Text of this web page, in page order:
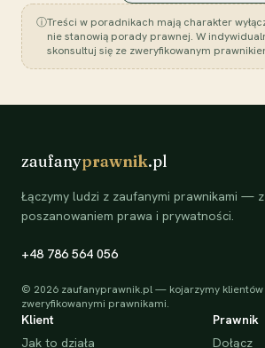
ⓘTreści w poradnikach mają charakter
nie stanowią porady prawnej. W
skonsultuj się ze zweryfikowanym
zaufanyprawnik.pl
Łączymy ludzi z zaufanymi prawnikami —
poszanowaniem prawa i prywatności.
+48 786 564 056
© 2026 zaufanyprawnik.pl — kojarzymy klientów
zweryfikowanymi prawnikami.
Klient
Jak to działa
Prawnik
Dołącz